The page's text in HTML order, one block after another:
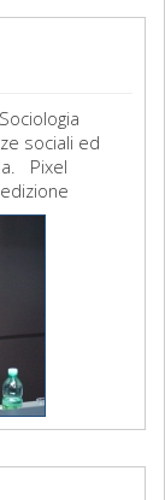
sociali ed
Pixel